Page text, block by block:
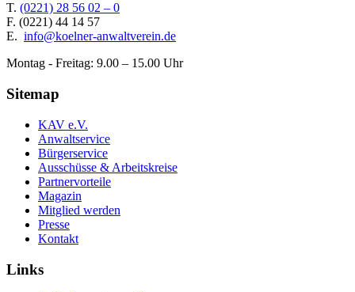
T. (0221) 28 56 02 – 0
F. (0221) 44 14 57
E. info@koelner-anwaltverein.de
Montag - Freitag: 9.00 – 15.00 Uhr
Sitemap
KAV e.V.
Anwaltservice
Bürgerservice
Ausschüsse & Arbeitskreise
Partnervorteile
Magazin
Mitglied werden
Presse
Kontakt
Links